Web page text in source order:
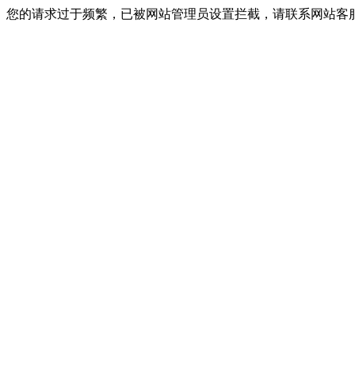
您的请求过于频繁，已被网站管理员设置拦截，请联系网站客